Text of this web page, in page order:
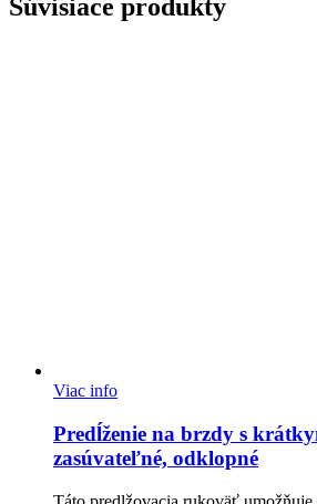
Súvisiace produkty
Viac info
Predĺženie na brzdy s
zasúvateľné, odklopné